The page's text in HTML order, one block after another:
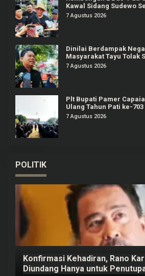
Kawal Sidang Sudewo
7 Agustus 2026
Dinilai Berdampak
Masyarakat Tayu Tolak
7 Agustus 2026
Plt Bupati Pamer
Ulang Tahun Pati ke-703
7 Agustus 2026
POLITIK
Konfirmasi Kehadiran, Rano
Diundang Hanya untuk